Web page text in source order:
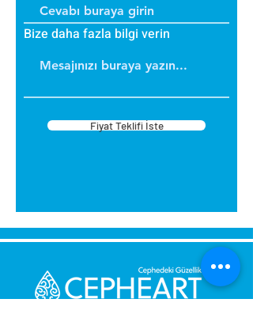
Bize daha fazla bilgi verin
Fiyat Teklifi İste